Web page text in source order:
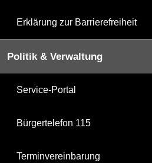
Erklärung zur Barrierefreiheit
Politik & Verwaltung
Service-Portal
Bürgertelefon 115
Terminvereinbarung